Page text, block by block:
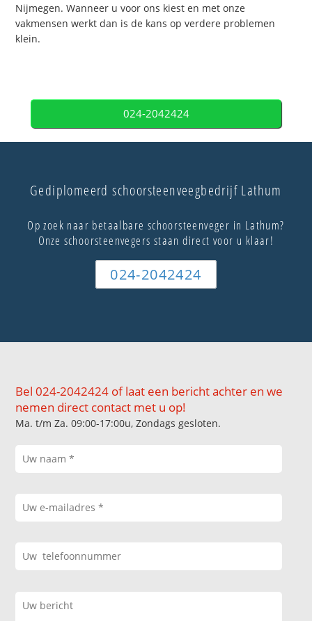
Nijmegen. Wanneer u voor ons kiest en met onze
vakmensen werkt dan is de kans op verdere problemen
klein.
024-2042424
Gediplomeerd schoorsteenveegbedrijf Lathum
Op zoek naar betaalbare schoorsteenveger in Lathum?
Onze schoorsteenvegers staan direct voor u klaar!
024-2042424
Bel 024-2042424 of laat een bericht achter en we
nemen direct contact met u op!
Ma. t/m Za. 09:00-17:00u, Zondags gesloten.